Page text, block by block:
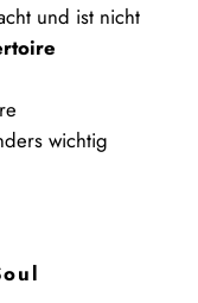
und ist nicht
wichtig